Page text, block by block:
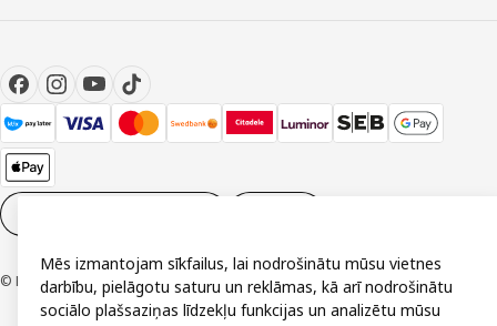
© Inter IKEA Systems B.V. 1999-2026
Mēs izmantojam sīkfailus, lai nodrošinātu mūsu vietnes
darbību, pielāgotu saturu un reklāmas, kā arī nodrošinātu
sociālo plašsaziņas līdzekļu funkcijas un analizētu mūsu